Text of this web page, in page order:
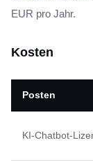
EUR pro Jahr.
Kosten
Posten
KI-Chatbot-